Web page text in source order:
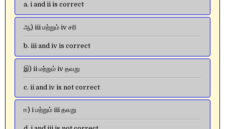
a. i and ii is correct
ஆ) iii மற்றும் iv சரி
b. iii and iv is correct
இ) ii மற்றும் iv தவறு
c. ii and iv is not correct
ஈ) i மற்றும் iii தவறு